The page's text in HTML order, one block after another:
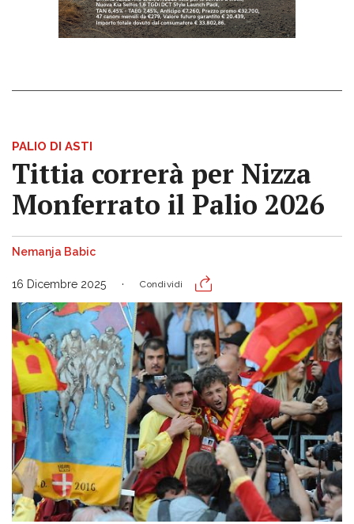
PALIO DI ASTI
Tittia correrà per Nizza
Monferrato il Palio 2026
Nemanja Babic
16 Dicembre 2025 Condividi